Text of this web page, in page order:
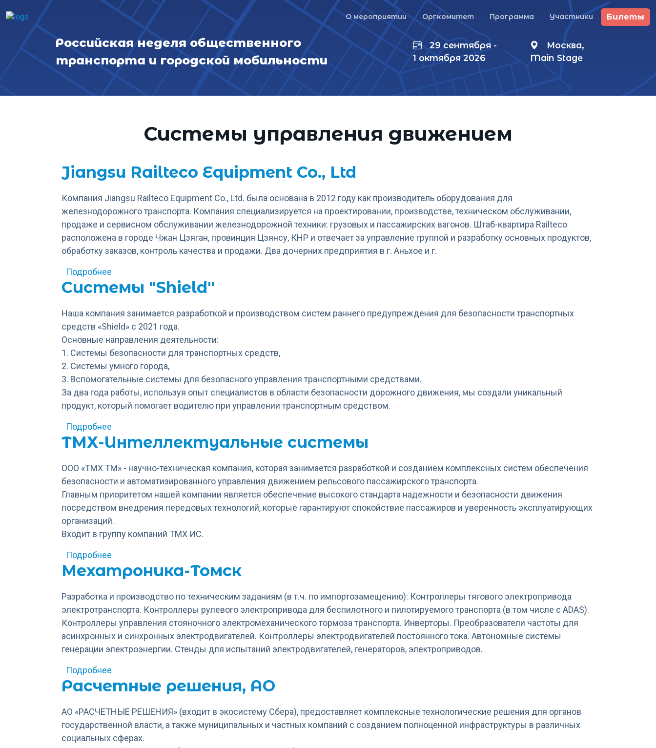
Перейти к основному содержанию
Билеты
Главное меню
О мероприятии Оргкомитет Программа Участники
Российская неделя общественного
транспорта и городской мобильности
29 сентября -
1 октября 2026
Москва,
Main Stage
Системы управления движением
Jiangsu Railteco Equipment Co., Ltd
Компания Jiangsu Railteco Equipment Co., Ltd. была основана в 2012 году как производитель оборудования для
железнодорожного транспорта. Компания специализируется на проектировании, производстве, техническом обслуживании,
продаже и сервисном обслуживании железнодорожной техники: грузовых и пассажирских вагонов. Штаб-квартира Railteco
расположена в городе Чжан Цзяган, провинция Цзянсу, КНР и отвечает за управление группой и разработку основных продуктов,
обработку заказов, контроль качества и продажи. Два дочерних предприятия в г. Аньхое и г.
Подробнее
Системы "Shield"
Наша компания занимается разработкой и производством систем раннего предупреждения для безопасности транспортных
средств «Shield» с 2021 года.
Основные направления деятельности:
1. Системы безопасности для транспортных средств,
2. Системы умного города,
3. Вспомогательные системы для безопасного управления транспортными средствами.
За два года работы, используя опыт специалистов в области безопасности дорожного движения, мы создали уникальный
продукт, который помогает водителю при управлении транспортным средством.
Подробнее
ТМХ-Интеллектуальные системы
ООО «ТМХ ТМ» - научно-техническая компания, которая занимается разработкой и созданием комплексных систем обеспечения
безопасности и автоматизированного управления движением рельсового пассажирского транспорта.
Главным приоритетом нашей компании является обеспечение высокого стандарта надежности и безопасности движения
посредством внедрения передовых технологий, которые гарантируют спокойствие пассажиров и уверенность эксплуатирующих
организаций.
Входит в группу компаний ТМХ ИС.
Подробнее
Мехатроника-Томск
Разработка и производство по техническим заданиям (в т.ч. по импортозамещению): Контроллеры тягового электропривода
электротранспорта. Контроллеры рулевого электропривода для беспилотного и пилотируемого транспорта (в том числе c АDАS).
Контроллеры управления стояночного электромеханического тормоза транспорта. Инверторы. Преобразователи частоты для
асинхронных и синхронных электродвигателей. Контроллеры электродвигателей постоянного тока. Автономные системы
генерации электроэнергии. Стенды для испытаний электродвигателей, генераторов, электроприводов.
Подробнее
Расчетные решения, АО
АО «РАСЧЕТНЫЕ РЕШЕНИЯ» (входит в экосистему Сбера), предоставляет комплексные технологические решения для органов
государственной власти, а также муниципальных и частных компаний с созданием полноценной инфраструктуры в различных
социальных сферах.